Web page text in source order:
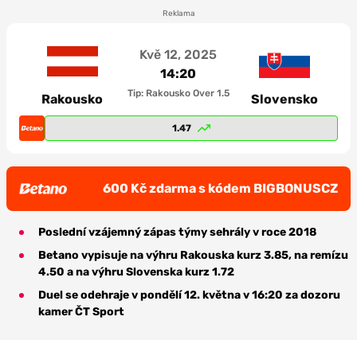
Reklama
Rakousko
Kvě 12, 2025
14:20
Tip: Rakousko Over 1.5 Slovensko
1.47
600 Kč zdarma s kódem BIGBONUSCZ
Poslední vzájemný zápas týmy sehrály v roce 2018
Betano vypisuje na výhru Rakouska kurz 3.85, na remízu
4.50 a na výhru Slovenska kurz 1.72
Duel se odehraje v pondělí 12. května v 16:20 za dozoru
kamer ČT Sport